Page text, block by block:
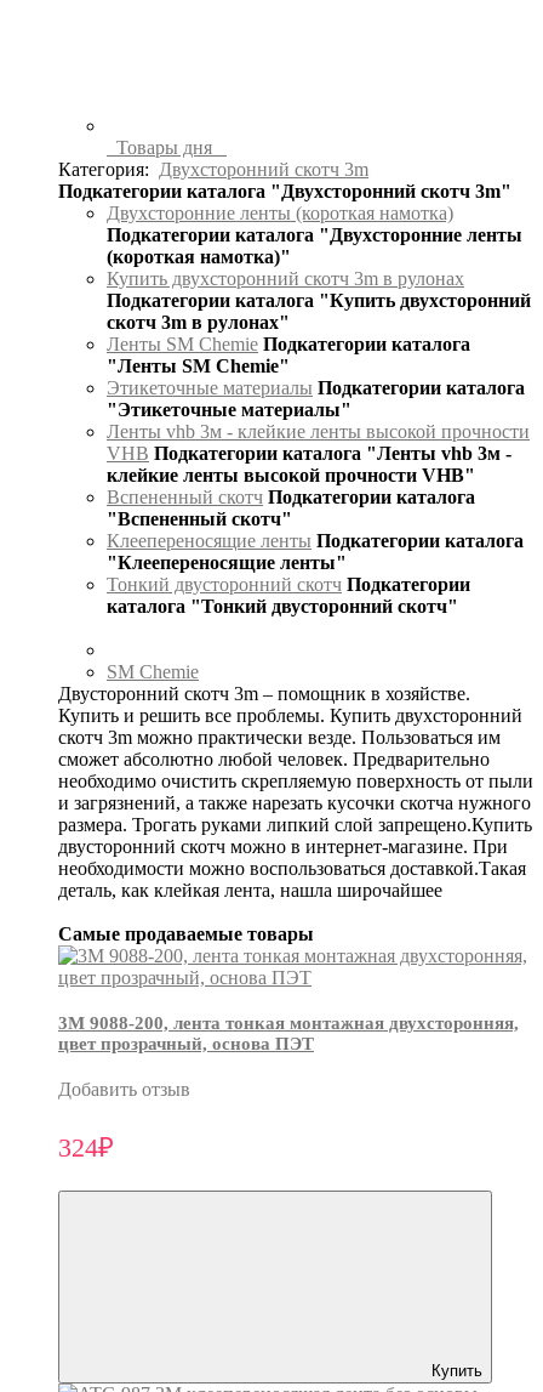
Товары дня
Категория:
Двухсторонний скотч 3m
Подкатегории каталога "Двухсторонний скотч 3m"
Двухсторонние ленты (короткая намотка)
Подкатегории каталога "Двухсторонние ленты
(короткая намотка)"
Купить двухсторонний скотч 3m в рулонах
Подкатегории каталога "Купить двухсторонний
скотч 3m в рулонах"
Ленты SM Chemie Подкатегории каталога
"Ленты SM Chemie"
Этикеточные материалы Подкатегории каталога
"Этикеточные материалы"
Ленты vhb 3м - клейкие ленты высокой прочности
VHB Подкатегории каталога "Ленты vhb 3м -
клейкие ленты высокой прочности VHB"
Вспененный скотч Подкатегории каталога
"Вспененный скотч"
Клеепереносящие ленты Подкатегории каталога
"Клеепереносящие ленты"
Тонкий двусторонний скотч Подкатегории
каталога "Тонкий двусторонний скотч"
SM Chemie
Двусторонний скотч 3m – помощник в хозяйстве.
Купить и решить все проблемы. Купить двухсторонний
скотч 3m можно практически везде. Пользоваться им
сможет абсолютно любой человек. Предварительно
необходимо очистить скрепляемую поверхность от пыли
и загрязнений, а также нарезать кусочки скотча нужного
размера. Трогать руками липкий слой запрещено.Купить
двусторонний скотч можно в интернет-магазине. При
необходимости можно воспользоваться доставкой.Такая
деталь, как клейкая лента, нашла широчайшее
Самые продаваемые товары
3М 9088-200, лента тонкая монтажная двухсторонняя,
цвет прозрачный, основа ПЭТ
Добавить отзыв
324₽
Купить